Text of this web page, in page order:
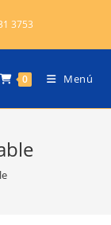
3753
0 Menú